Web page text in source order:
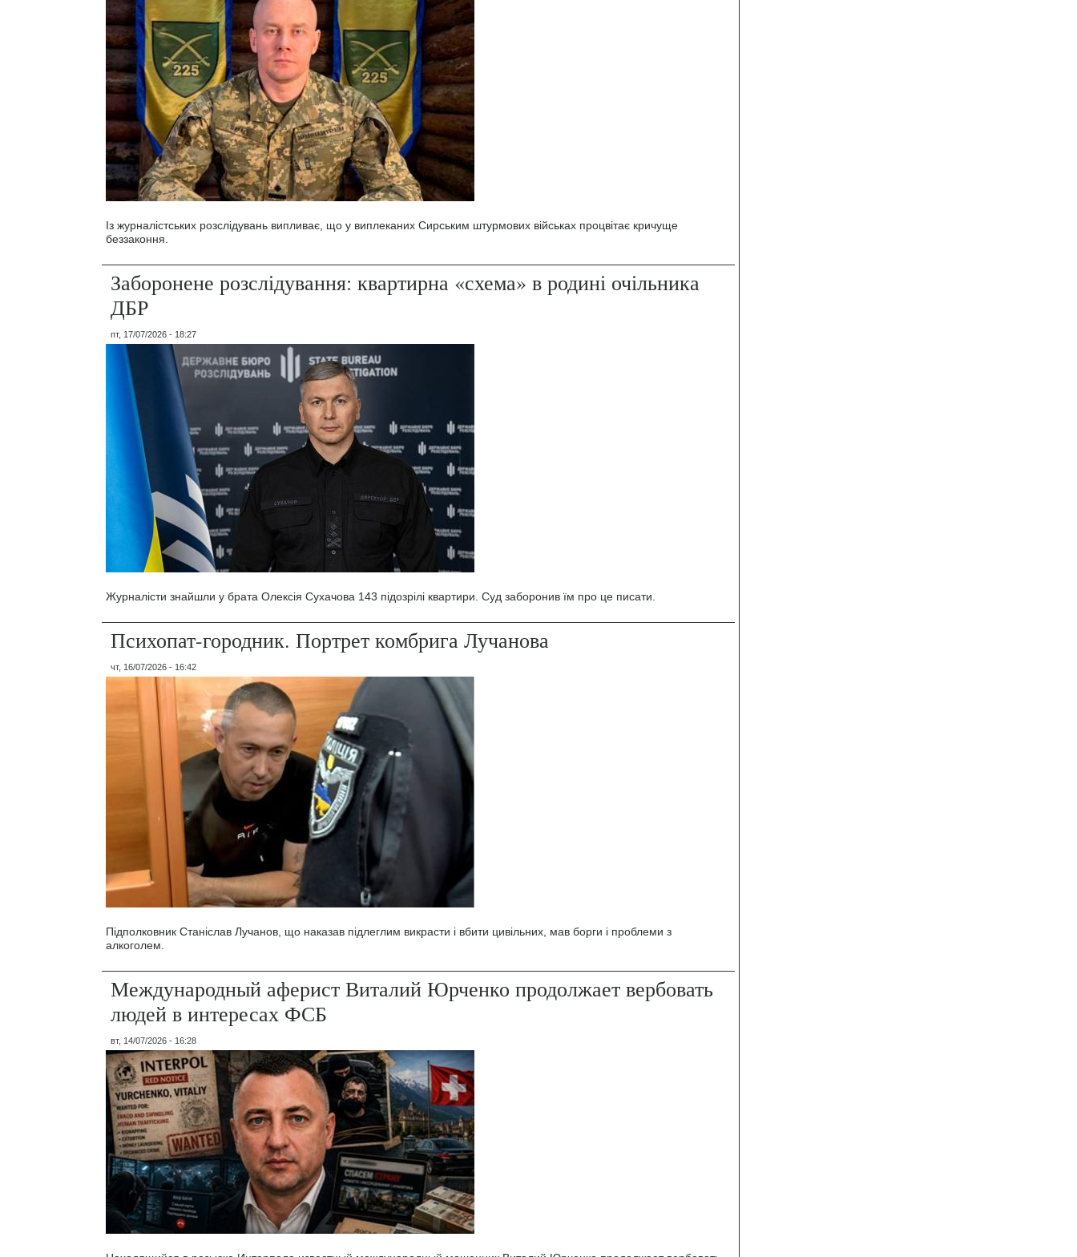
Із журналістських розслідувань випливає, що у виплеканих Сирським штурмових військах процвітає кричуще
беззаконня.
Заборонене розслідування: квартирна «схема» в родині очільника
ДБР
пт, 17/07/2026 - 18:27
Журналісти знайшли у брата Олексія Сухачова 143 підозрілі квартири. Суд заборонив їм про це писати.
Психопат-городник. Портрет комбрига Лучанова
чт, 16/07/2026 - 16:42
Підполковник Станіслав Лучанов, що наказав підлеглим викрасти і вбити цивільних, мав борги і проблеми з
алкоголем.
Международный аферист Виталий Юрченко продолжает вербовать
людей в интересах ФСБ
вт, 14/07/2026 - 16:28